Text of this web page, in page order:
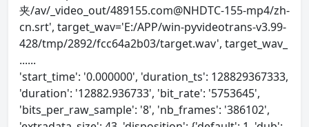
夹/av/_video_out/489155.com@NHDTC-155-mp4/zh-
cn.srt', target_wav='E:/APP/win-pyvideotrans-v3.99-
428/tmp/2892/fcc64a2b03/target.wav', target_wav_
......
'start_time': '0.000000', 'duration_ts': 128829367333,
'duration': '12882.936733', 'bit_rate': '5753645',
'bits_per_raw_sample': '8', 'nb_frames': '386102',